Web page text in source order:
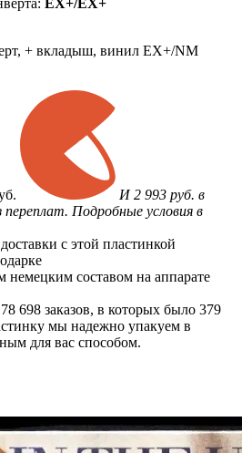
EX+/EX+
+ вкладыш, винил EX+/NM
И 2 993 руб. в
переплат. Подробные условия в
с этой пластинкой
составом на аппарате
698 заказов, в которых было 379
мы надежно упакуем в
для вас способом.